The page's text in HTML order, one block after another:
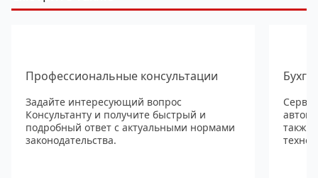
Профессиональные консультации
Задайте интересующий вопрос
Консультанту и получите быстрый и
подробный ответ с актуальными нормами
законодательства.
также